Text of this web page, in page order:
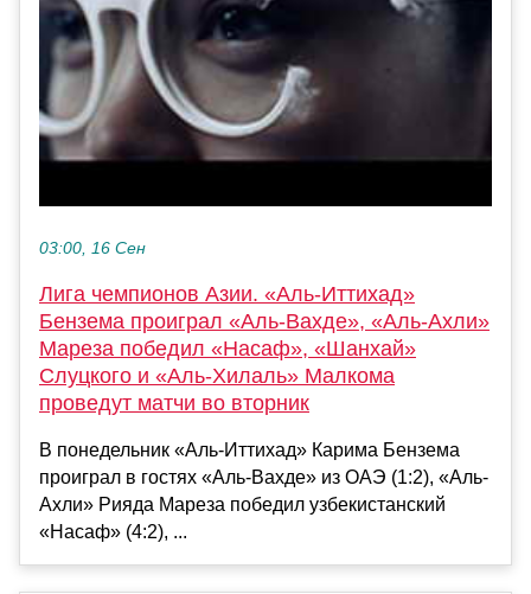
03:00, 16 Сен
Лига чемпионов Азии. «Аль-Иттихад»
Бензема проиграл «Аль-Вахде», «Аль-Ахли»
Мареза победил «Насаф», «Шанхай»
Слуцкого и «Аль-Хилаль» Малкома
проведут матчи во вторник
В понедельник «Аль-Иттихад» Карима Бензема
проиграл в гостях «Аль-Вахде» из ОАЭ (1:2), «Аль-
Ахли» Рияда Мареза победил узбекистанский
«Насаф» (4:2), ...